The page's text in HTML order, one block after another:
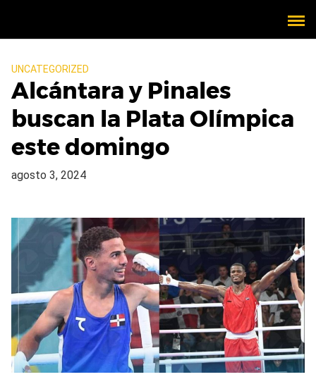
UNCATEGORIZED
Alcántara y Pinales
buscan la Plata Olímpica
este domingo
agosto 3, 2024